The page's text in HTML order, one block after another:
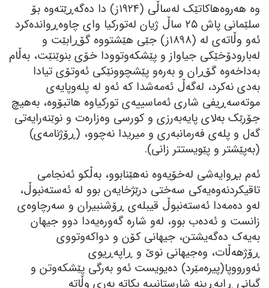
وە ھەروەھاکاتێک لەساڵی (١٩٢٤ز) دا دەگەڕێتەوە بۆ
سلێمانی پاش ٢٥ ساڵ ژیان لەتورکیا وای چاوەڕواندەکرد
ئەو وڵاتەی لە (١٨٩٨ز) جێی ھێشتووە گۆڕابێت و
لەبارودۆخێکی جیاواز و پێشکەوتوودا خۆی بنوێنێت، بەڵام
بەداخەوە گۆڕان و بەرەو پێشچوونێکی ئەوتۆی تیادا
بەدی نەکرد، لەگەڵ ئەمەشدا کە ئەو لە پلەوپایەی
موتەسەڕیفی شاری ئەماسییەی تورکیاوە ھاتبۆوە، بەھیچ
جۆرێک بەلای پایەبەرزی و کورسی وەزارەت و نوێنەرایەتی
گەل و پلەی فەرمانبەری و میریدا نەچوو، (ڕۆژنامەی)
(بەپێشتر و پێویستتر زانی).
ئەم بڕوایەشی لەخۆیەوە نەھێنابوو، بەڵکو ئەنجامی
تاقیکردنەوەیەکی سەختی درێژخایەن بوو لە ئەستەنبوڵ،
لەو دەمەدا ئەستەنبوڵ قیبلەی ڕۆشنبیران و سەرچاوەی
زانست و ئەدەب بوو، لەو شارە گەورەیەدا دوو جیھان
بەیەک دەگەیشتن، جیھانی کۆن و دواکەوتووی
ڕۆژھەڵات، وەجیھانی نوێ و ڕاپەڕیوی
ئەورووپا(پیرەمێرد) دەیویست ئەو بەرگی پێشکەوتن و
گیانی ڕاپەڕینە شارستانییە بکاتە بەری وڵاتە